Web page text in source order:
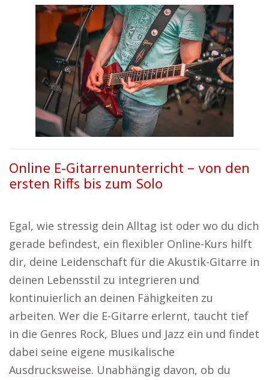
Online E-Gitarrenunterricht – von den
ersten Riffs bis zum Solo
Egal, wie stressig dein Alltag ist oder wo du dich
gerade befindest, ein flexibler Online-Kurs hilft
dir, deine Leidenschaft für die Akustik-Gitarre in
deinen Lebensstil zu integrieren und
kontinuierlich an deinen Fähigkeiten zu
arbeiten. Wer die E-Gitarre erlernt, taucht tief
in die Genres Rock, Blues und Jazz ein und findet
dabei seine eigene musikalische
Ausdrucksweise. Unabhängig davon, ob du